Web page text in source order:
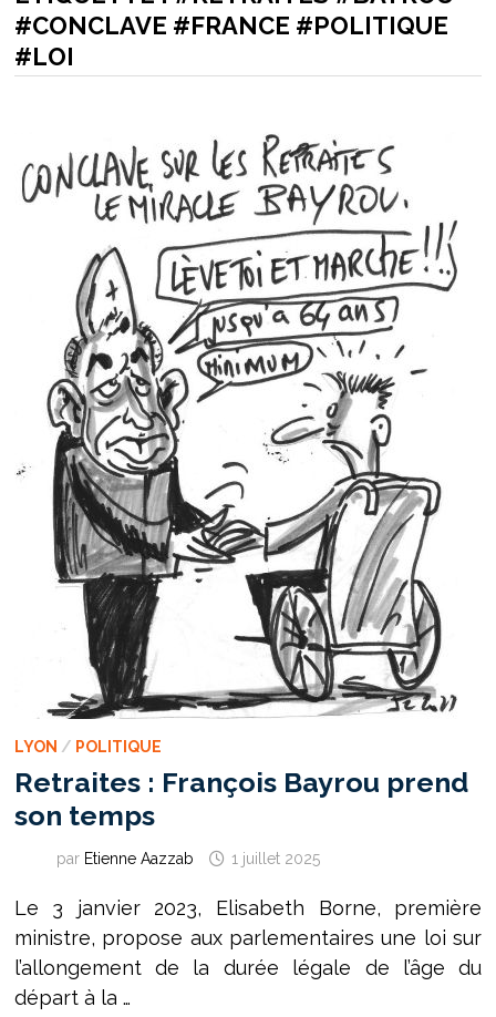
#CONCLAVE #FRANCE #POLITIQUE
#LOI
LYON / POLITIQUE
Retraites : François Bayrou prend
son temps
par Etienne Aazzab 1 juillet 2025
Le 3 janvier 2023, Elisabeth Borne, première
ministre, propose aux parlementaires une loi sur
l’allongement de la durée légale de l’âge du
départ à la …